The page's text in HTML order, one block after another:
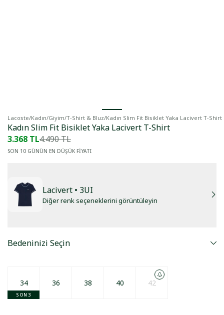
Lacoste/Kadın/Giyim/T-Shirt & Bluz/Kadın Slim Fit Bisiklet Yaka Lacivert T-Shirt
Kadın Slim Fit Bisiklet Yaka Lacivert T-Shirt
3.368 TL4.490 TL
SON 10 GÜNÜN EN DÜŞÜK FİYATI
Lacivert • 3UI
Diğer renk seçeneklerini görüntüleyin
Bedeninizi Seçin
34
SON 3
36 38 40 42